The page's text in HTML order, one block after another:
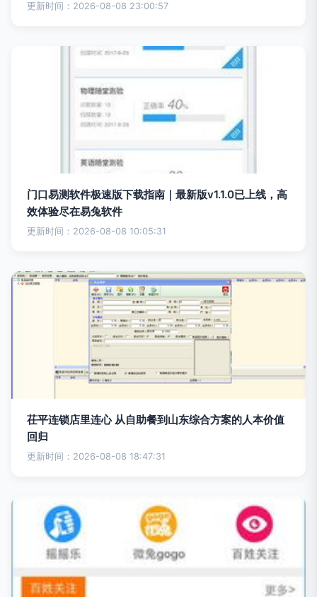
更新时间：2026-08-08 23:00:57
门口易测软件极速版下载指南｜最新版v1.1.0已上线，高
效体验尽在易兔软件
更新时间：2026-08-08 10:05:31
茌平连锁店里连心 从自助餐到山东综合方案的人本价值
回归
更新时间：2026-08-08 18:47:31